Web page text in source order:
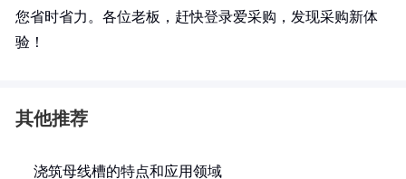
您省时省力。各位老板，赶快登录爱采购，发现采购新体
验！
其他推荐
浇筑母线槽的特点和应用领域